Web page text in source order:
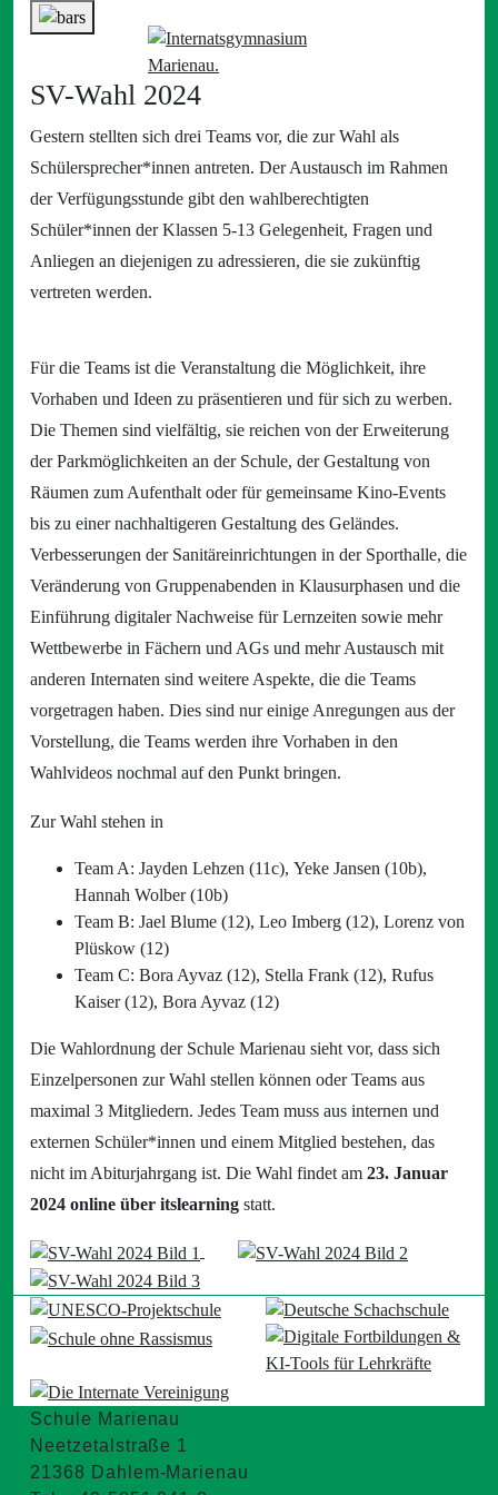
SV-Wahl 2024
Gestern stellten sich drei Teams vor, die zur Wahl als
Schülersprecher*innen antreten. Der Austausch im Rahmen
der Verfügungsstunde gibt den wahlberechtigten
Schüler*innen der Klassen 5-13 Gelegenheit, Fragen und
Anliegen an diejenigen zu adressieren, die sie zukünftig
vertreten werden.
Für die Teams ist die Veranstaltung die Möglichkeit, ihre
Vorhaben und Ideen zu präsentieren und für sich zu werben.
Die Themen sind vielfältig, sie reichen von der Erweiterung
der Parkmöglichkeiten an der Schule, der Gestaltung von
Räumen zum Aufenthalt oder für gemeinsame Kino-Events
bis zu einer nachhaltigeren Gestaltung des Geländes.
Verbesserungen der Sanitäreinrichtungen in der Sporthalle, die
Veränderung von Gruppenabenden in Klausurphasen und die
Einführung digitaler Nachweise für Lernzeiten sowie mehr
Wettbewerbe in Fächern und AGs und mehr Austausch mit
anderen Internaten sind weitere Aspekte, die die Teams
vorgetragen haben. Dies sind nur einige Anregungen aus der
Vorstellung, die Teams werden ihre Vorhaben in den
Wahlvideos nochmal auf den Punkt bringen.
Zur Wahl stehen in
Team A: Jayden Lehzen (11c), Yeke Jansen (10b),
Hannah Wolber (10b)
Team B: Jael Blume (12), Leo Imberg (12), Lorenz von
Plüskow (12)
Team C: Bora Ayvaz (12), Stella Frank (12), Rufus
Kaiser (12), Bora Ayvaz (12)
Die Wahlordnung der Schule Marienau sieht vor, dass sich
Einzelpersonen zur Wahl stellen können oder Teams aus
maximal 3 Mitgliedern. Jedes Team muss aus internen und
externen Schüler*innen und einem Mitglied bestehen, das
nicht im Abiturjahrgang ist. Die Wahl findet am 23. Januar
2024 online über itslearning statt.
Schule Marienau
Neetzetalstraße 1
21368 Dahlem-Marienau